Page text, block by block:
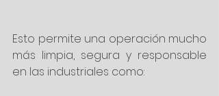
Esto permite una operación mucho
más limpia, segura y responsable
en las industriales como: